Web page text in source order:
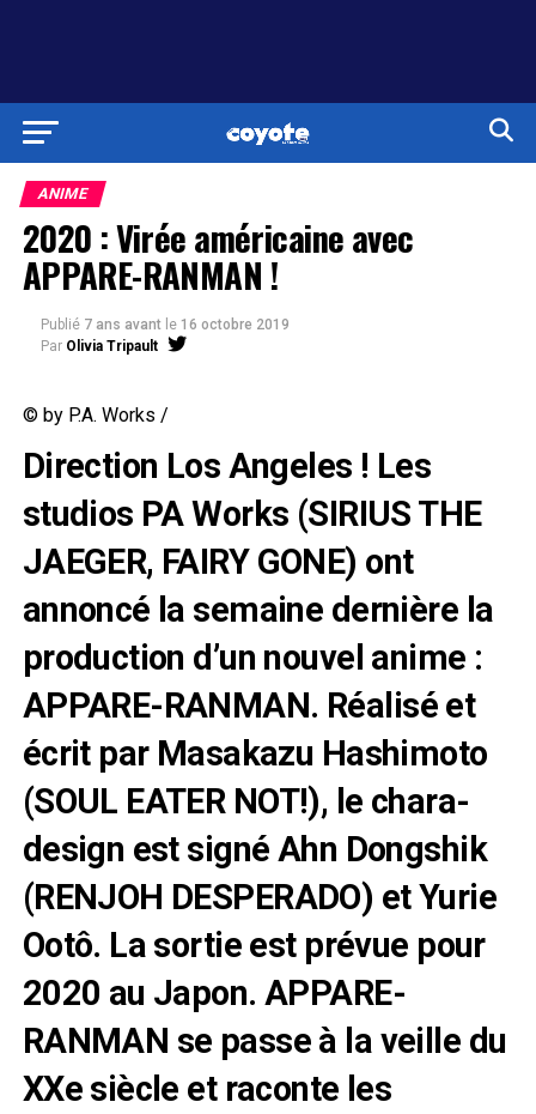
ANIME
2020 : Virée américaine avec
APPARE-RANMAN !
Publié 7 ans avant le 16 octobre 2019
Par Olivia Tripault
© by P.A. Works /
Direction Los Angeles ! Les
studios PA Works (SIRIUS THE
JAEGER, FAIRY GONE) ont
annoncé la semaine dernière la
production d’un nouvel anime :
APPARE-RANMAN. Réalisé et
écrit par Masakazu Hashimoto
(SOUL EATER NOT!), le chara-
design est signé Ahn Dongshik
(RENJOH DESPERADO) et Yurie
Ootô. La sortie est prévue pour
2020 au Japon. APPARE-
RANMAN se passe à la veille du
XXe siècle et raconte les